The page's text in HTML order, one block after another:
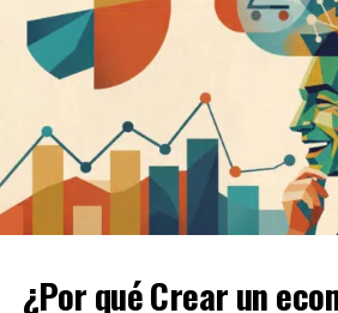
sencillo. Pero
con la persona
en el grado
el momento
el propósito justo
modo correcto,
ciertamente, no
¿Por qué Crear un